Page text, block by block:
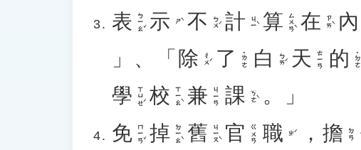
表 ㄅㄧㄠˇ 示 ㄕˋ 不 ㄅㄨˊ 計 ㄐㄧˋ 算 ㄙㄨㄢˋ 在 ㄗㄞˋ 內
」、「 除 ㄔㄨˊ 了 ˙ㄌㄜ 白 ㄅㄞˊ 天 ㄊㄧㄢ 的 ˙ㄉㄜ
學 ㄒㄩㄝˊ 校 ㄒㄧㄠˋ 兼 ㄐㄧㄢ 課 ㄎㄜˋ 。」
免 ㄇㄧㄢˇ 掉 ㄉㄧㄠˋ 舊 ㄐㄧㄡˋ 官 ㄍㄨㄢ 職 ㄓˊ ， 擔 ㄉㄢ